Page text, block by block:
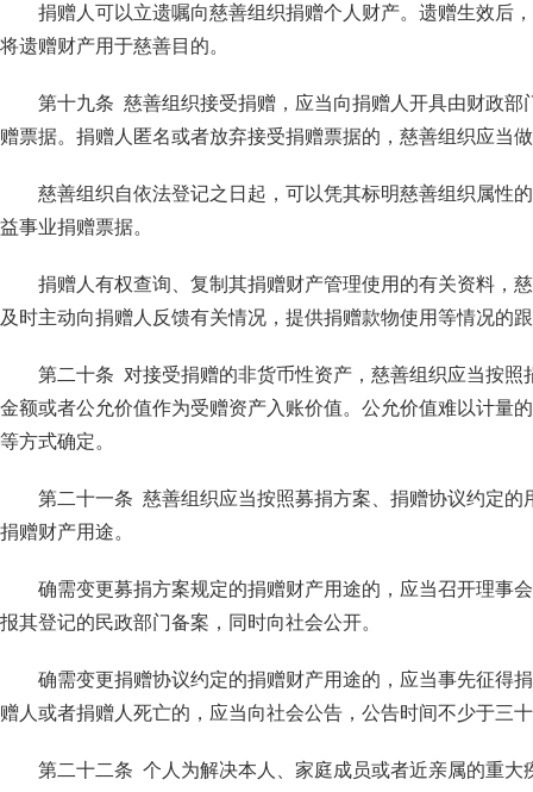
捐赠人可以立遗嘱向慈善组织捐赠个人财产。遗赠生效后
将遗赠财产用于慈善目的。
第十九条 慈善组织接受捐赠，应当向捐赠人开具由财政部
赠票据。捐赠人匿名或者放弃接受捐赠票据的，慈善组织应当
慈善组织自依法登记之日起，可以凭其标明慈善组织属性
益事业捐赠票据。
捐赠人有权查询、复制其捐赠财产管理使用的有关资料，
及时主动向捐赠人反馈有关情况，提供捐赠款物使用等情况的
第二十条 对接受捐赠的非货币性资产，慈善组织应当按照
金额或者公允价值作为受赠资产入账价值。公允价值难以计量
等方式确定。
第二十一条 慈善组织应当按照募捐方案、捐赠协议约定的
捐赠财产用途。
确需变更募捐方案规定的捐赠财产用途的，应当召开理事
报其登记的民政部门备案，同时向社会公开。
确需变更捐赠协议约定的捐赠财产用途的，应当事先征得
赠人或者捐赠人死亡的，应当向社会公告，公告时间不少于三
第二十二条 个人为解决本人、家庭成员或者近亲属的重大